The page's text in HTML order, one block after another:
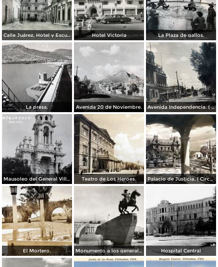
Calle Juárez, Hotel y Escuela Oficial No. 136 Hotel Victoria La Plaza de gallos.
La presa. Avenida 20 de Noviembre. Avenida Independencia. ( Circulada el 12 de Abril de 1929 ).
Mausoleo del General Villa en el panteon de La Regla ( Circulada el 11 de Junio de 1921 ). Teatro de Los Heroes. Palacio de Justicia. ( Circulada el 1 deDiciembre de 1946 ).
El Mortero. Monumento a los generales de la División del Norte Hospital Central